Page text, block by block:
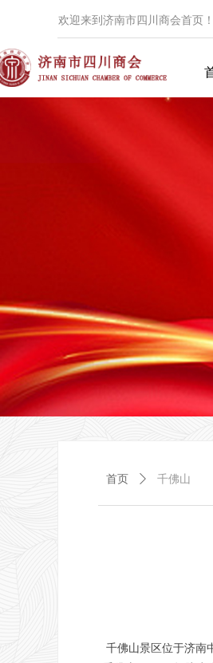
欢迎来到济南市四川商会首页！
千佛山景区位于济南
首页 ꄲ 千佛山